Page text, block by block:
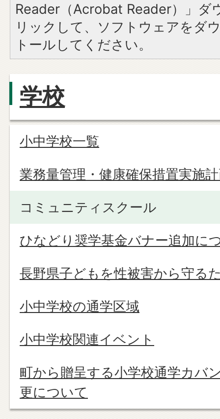
Reader（Acrobat Reader）」ダ
リックして、ソフトウェアをダ
トールしてください。
学校
小中学校一覧
業務量管理・健康確保措置実施
コミュニティスクール
ひなどり奨学基金バナー追加に
長野県子どもを性被害から守る
小中学校の通学区域
小中学校関連イベント
町から贈呈する小学校通学カバ
更について